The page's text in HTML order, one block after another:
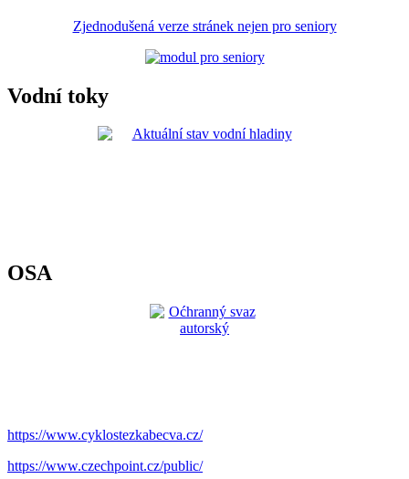
Zjednodušená verze stránek nejen pro seniory
Vodní toky
OSA
https://www.cyklostezkabecva.cz/
https://www.czechpoint.cz/public/